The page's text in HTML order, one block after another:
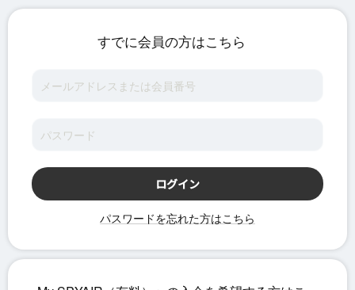
すでに会員の方はこちら
パスワードを忘れた方はこちら